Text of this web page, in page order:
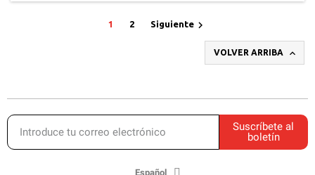
1 2 Siguiente 
VOLVER ARRIBA 
Suscríbete al
boletín
Español